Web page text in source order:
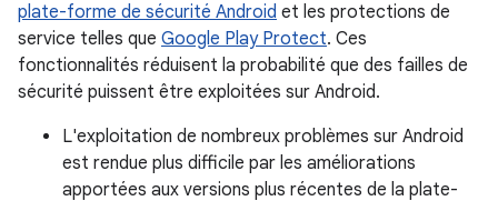
plate-forme de sécurité Android et les protections de
service telles que Google Play Protect. Ces
fonctionnalités réduisent la probabilité que des failles de
sécurité puissent être exploitées sur Android.
L'exploitation de nombreux problèmes sur Android
est rendue plus difficile par les améliorations
apportées aux versions plus récentes de la plate-